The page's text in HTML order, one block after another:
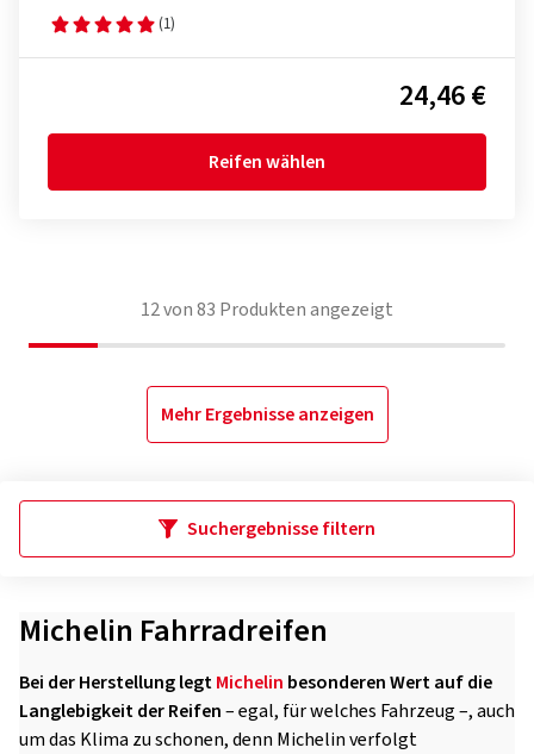
(1)
24,46 €
Reifen wählen
12von83 Produkten angezeigt
Mehr Ergebnisse anzeigen
Suchergebnisse filtern
Michelin Fahrradreifen
Bei der Herstellung legtMichelin besonderen Wert auf die
Langlebigkeit der Reifen– egal, für welches Fahrzeug –, auch
um das Klima zu schonen, denn Michelin verfolgt